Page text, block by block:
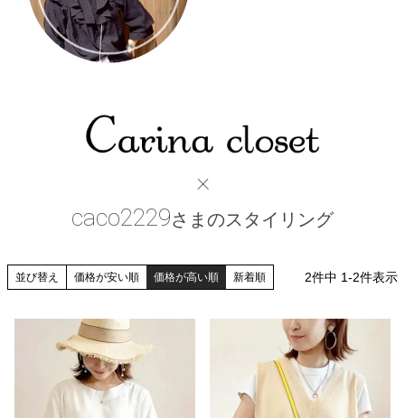
×
caco2229さまのスタイリング
並び替え 価格が安い順 価格が高い順 新着順 2件中 1-2件表示